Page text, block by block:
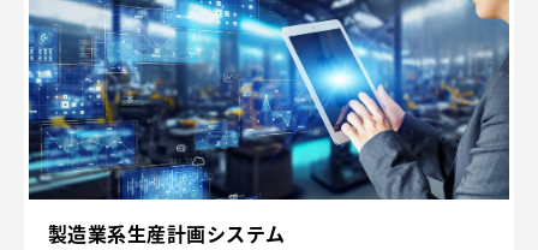
製造業系生産計画システム